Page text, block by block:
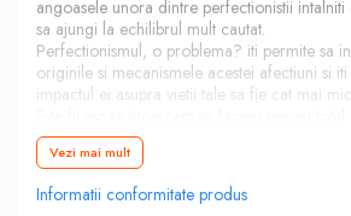
Actiune,aventura
Clasici
Crime, Thriller, Mistery
Istorica
Literatura de divertisment
angoasele unora dintre perfectionistii
sa ajungi la echilibrul mult cautat.
Perfectionismul, o problema? iti permite sa
originile si mecanismele acestei afectiuni si
impactul ei asupra vietii tale sa fie cat mai mic.
putinta, chiar si atunci cand timpul nu e de
firesc sa cautam intotdeauna sa evoluam si
multumiti de noi insine?
E important sa lasi creierul sa ajunga la o
Vezi mai mult
Informatii conformitate produs